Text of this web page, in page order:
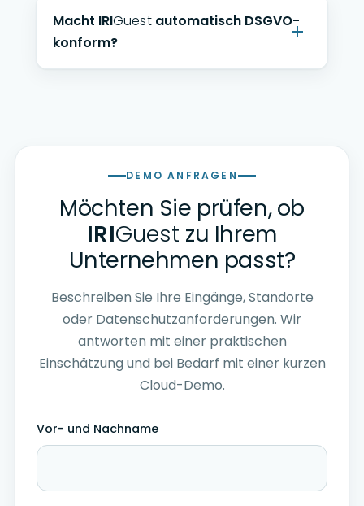
Macht IRIGuestautomatisch DSGVO-
konform?
DEMO ANFRAGEN
Möchten Sie prüfen, ob
IRIGuest zu Ihrem
Unternehmen passt?
Beschreiben Sie Ihre Eingänge, Standorte
oder Datenschutzanforderungen. Wir
antworten mit einer praktischen
Einschätzung und bei Bedarf mit einer kurzen
Cloud-Demo.
Vor- und Nachname